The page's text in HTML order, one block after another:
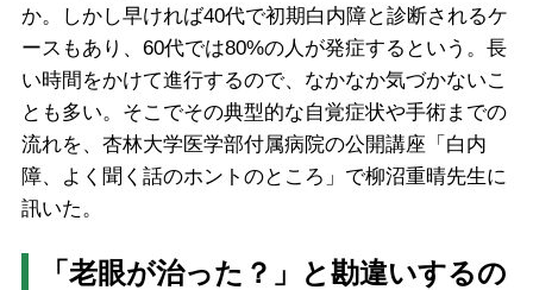
か。しかし早ければ40代で初期白内障と診断されるケ
ースもあり、60代では80%の人が発症するという。長
い時間をかけて進行するので、なかなか気づかないこ
とも多い。そこでその典型的な自覚症状や手術までの
流れを、杏林大学医学部付属病院の公開講座「白内
障、よく聞く話のホントのところ」で柳沼重晴先生に
訊いた。
「老眼が治った？」と勘違いするの